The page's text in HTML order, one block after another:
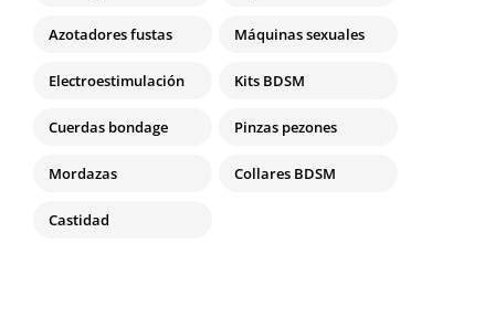
Azotadores fustas Máquinas sexuales
Electroestimulación Kits BDSM
Cuerdas bondage Pinzas pezones
Mordazas Collares BDSM
Castidad